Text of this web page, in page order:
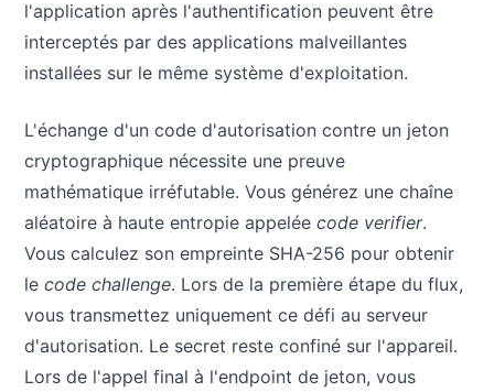
l'application après l'authentification peuvent être
interceptés par des applications malveillantes
installées sur le même système d'exploitation.
L'échange d'un code d'autorisation contre un jeton
cryptographique nécessite une preuve
mathématique irréfutable. Vous générez une chaîne
aléatoire à haute entropie appeléecode verifier.
Vous calculez son empreinte SHA-256 pour obtenir
lecode challenge. Lors de la première étape du flux,
vous transmettez uniquement ce défi au serveur
d'autorisation. Le secret reste confiné sur l'appareil.
Lors de l'appel final à l'endpoint de jeton, vous